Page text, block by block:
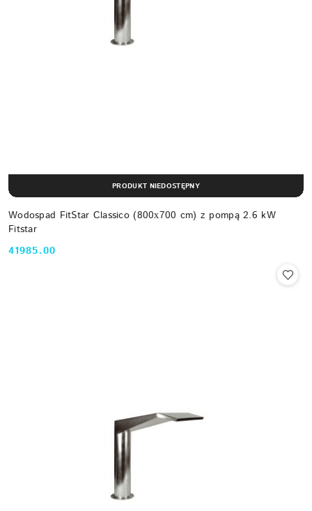
Wodospad FitStar Classico (800х700 cm) z pompą 2.6 kW
Fitstar
Cena:
41985.00
PRODUKT NIEDOSTĘPNY